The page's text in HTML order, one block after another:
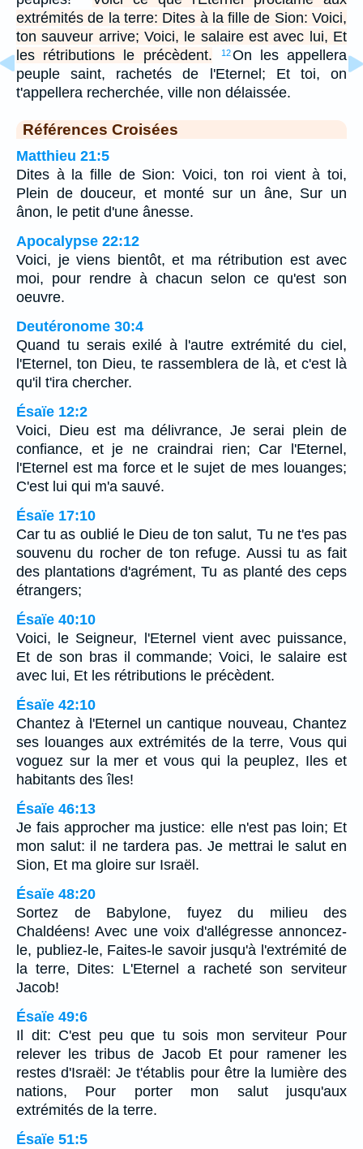
extrémités de la terre: Dites à la fille de Sion: Voici,
ton sauveur arrive; Voici, le salaire est avec lui, Et
les rétributions le précèdent.
12On les appellera
peuple saint, rachetés de l'Eternel; Et toi, on
t'appellera recherchée, ville non délaissée.
Références Croisées
Matthieu 21:5
Dites à la fille de Sion: Voici, ton roi vient à toi,
Plein de douceur, et monté sur un âne, Sur un
ânon, le petit d'une ânesse.
Apocalypse 22:12
Voici, je viens bientôt, et ma rétribution est avec
moi, pour rendre à chacun selon ce qu'est son
oeuvre.
Deutéronome 30:4
Quand tu serais exilé à l'autre extrémité du ciel,
l'Eternel, ton Dieu, te rassemblera de là, et c'est là
qu'il t'ira chercher.
Ésaïe 12:2
Voici, Dieu est ma délivrance, Je serai plein de
confiance, et je ne craindrai rien; Car l'Eternel,
l'Eternel est ma force et le sujet de mes louanges;
C'est lui qui m'a sauvé.
Ésaïe 17:10
Car tu as oublié le Dieu de ton salut, Tu ne t'es pas
souvenu du rocher de ton refuge. Aussi tu as fait
des plantations d'agrément, Tu as planté des ceps
étrangers;
Ésaïe 40:10
Voici, le Seigneur, l'Eternel vient avec puissance,
Et de son bras il commande; Voici, le salaire est
avec lui, Et les rétributions le précèdent.
Ésaïe 42:10
Chantez à l'Eternel un cantique nouveau, Chantez
ses louanges aux extrémités de la terre, Vous qui
voguez sur la mer et vous qui la peuplez, Iles et
habitants des îles!
Ésaïe 46:13
Je fais approcher ma justice: elle n'est pas loin; Et
mon salut: il ne tardera pas. Je mettrai le salut en
Sion, Et ma gloire sur Israël.
Ésaïe 48:20
Sortez de Babylone, fuyez du milieu des
Chaldéens! Avec une voix d'allégresse annoncez-
le, publiez-le, Faites-le savoir jusqu'à l'extrémité de
la terre, Dites: L'Eternel a racheté son serviteur
Jacob!
Ésaïe 49:6
Il dit: C'est peu que tu sois mon serviteur Pour
relever les tribus de Jacob Et pour ramener les
restes d'Israël: Je t'établis pour être la lumière des
nations, Pour porter mon salut jusqu'aux
extrémités de la terre.
Ésaïe 51:5